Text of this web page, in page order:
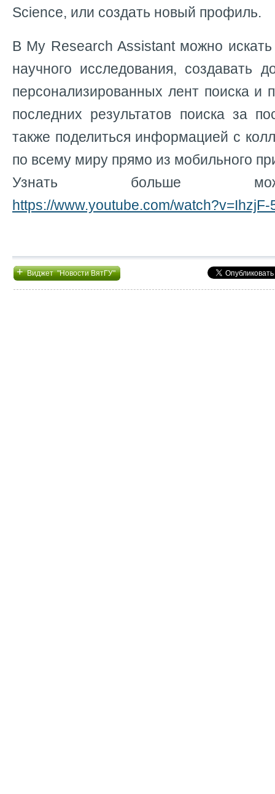
Science, или создать новый профиль.
В My Research Assistant можно
научного исследования, создавать
персонализированных лент поиска и
последних результатов поиска за
также поделиться информацией с
по всему миру прямо из мобильного
Узнать больше
https://www.youtube.com/watch?v=IhzjF-
+Виджет "Новости ВятГУ"